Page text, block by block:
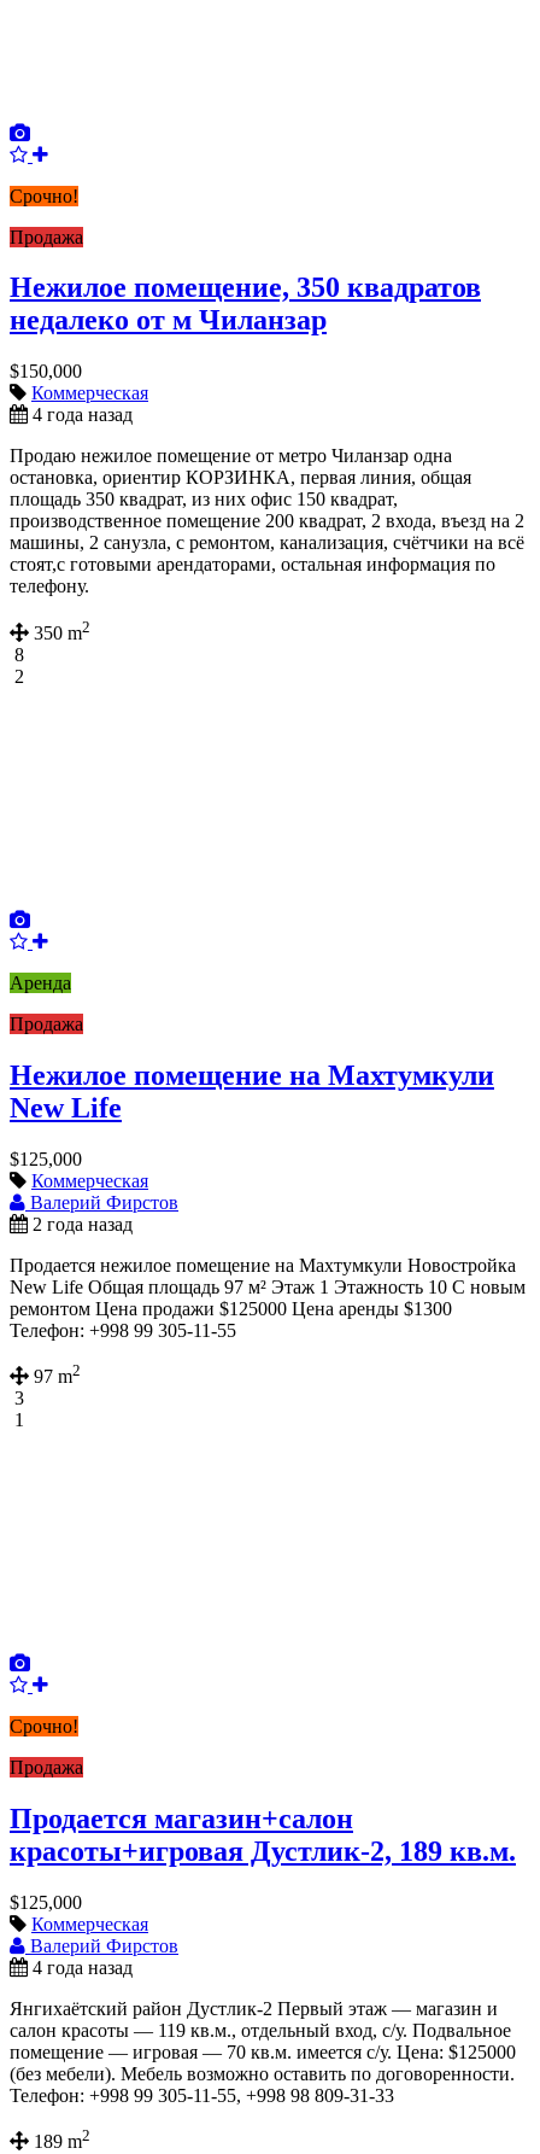
Срочно!
Продажа
Нежилое помещение, 350 квадратов
недалеко от м Чиланзар
$150,000
Коммерческая
4 года назад
Продаю нежилое помещение от метро Чиланзар одна
остановка, ориентир КОРЗИНКА, первая линия, общая
площадь 350 квадрат, из них офис 150 квадрат,
производственное помещение 200 квадрат, 2 входа, въезд на 2
машины, 2 санузла, с ремонтом, канализация, счётчики на всё
стоят,с готовыми арендаторами, остальная информация по
телефону.
350 m2
8
2
Аренда
Продажа
Нежилое помещение на Махтумкули
New Life
$125,000
Коммерческая
Валерий Фирстов
2 года назад
Продается нежилое помещение на Махтумкули Новостройка
New Life Общая площадь 97 м² Этаж 1 Этажность 10 С новым
ремонтом Цена продажи $125000 Цена аренды $1300
Телефон: +998 99 305-11-55
97 m2
3
1
Срочно!
Продажа
Продается магазин+салон
красоты+игровая Дустлик-2, 189 кв.м.
$125,000
Коммерческая
Валерий Фирстов
4 года назад
Янгихаётский район Дустлик-2 Первый этаж — магазин и
салон красоты — 119 кв.м., отдельный вход, с/у. Подвальное
помещение — игровая — 70 кв.м. имеется с/у. Цена: $125000
(без мебели). Мебель возможно оставить по договоренности.
Телефон: +998 99 305-11-55, +998 98 809-31-33
189 m2